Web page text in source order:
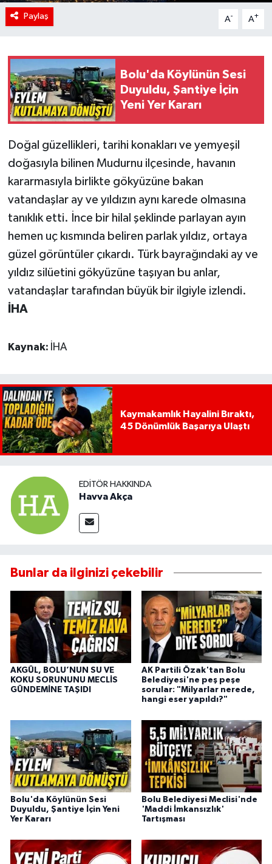
Paylaş A- A+
Bolu'da Köylünün Sesi
Duyuldu, Şantiye İçin
Yeni Yer Kararı
Doğal güzellikleri, tarihi konakları ve yemyeşil
doğasıyla bilinen Mudurnu ilçesinde, havanın
kararmasıyla birlikte gökyüzüne bakan
vatandaşlar ay ve yıldızın aynı karede olmasına
tanıklık etti. İnce bir hilal şeklinde parlayan ayın
hemen uç kısmında beliren parlak yıldız, ortaya
güzel görüntüler çıkardı. Türk bayrağındaki ay ve
yıldız silüetini gökyüzüne taşıyan bu anlar,
vatandaşlar tarafından büyük bir ilgiyle izlendi.
İHA
Kaynak: İHA
Kaymakamlık Hayalini Bıraktı,
45 Dönümlük Başarıya Ulaştı
EDITÖR HAKKINDA
Havva Akça
Bunlar da ilginizi çekebilir
AKGÜL, BOLU’NUN SU VE
KOKU SORUNUNU MECLİS
GÜNDEMİNE TAŞIDI
AK Partili Özak'tan Bolu
Belediyesi'ne peş peşe
sorular: "Milyarlar nerede,
hangi eser yapıldı?"
Bolu'da Köylünün Sesi
Duyuldu, Şantiye İçin Yeni
Yer Kararı
Bolu Belediyesi Meclisi'nde
'Maddi İmkansızlık'
Tartışması